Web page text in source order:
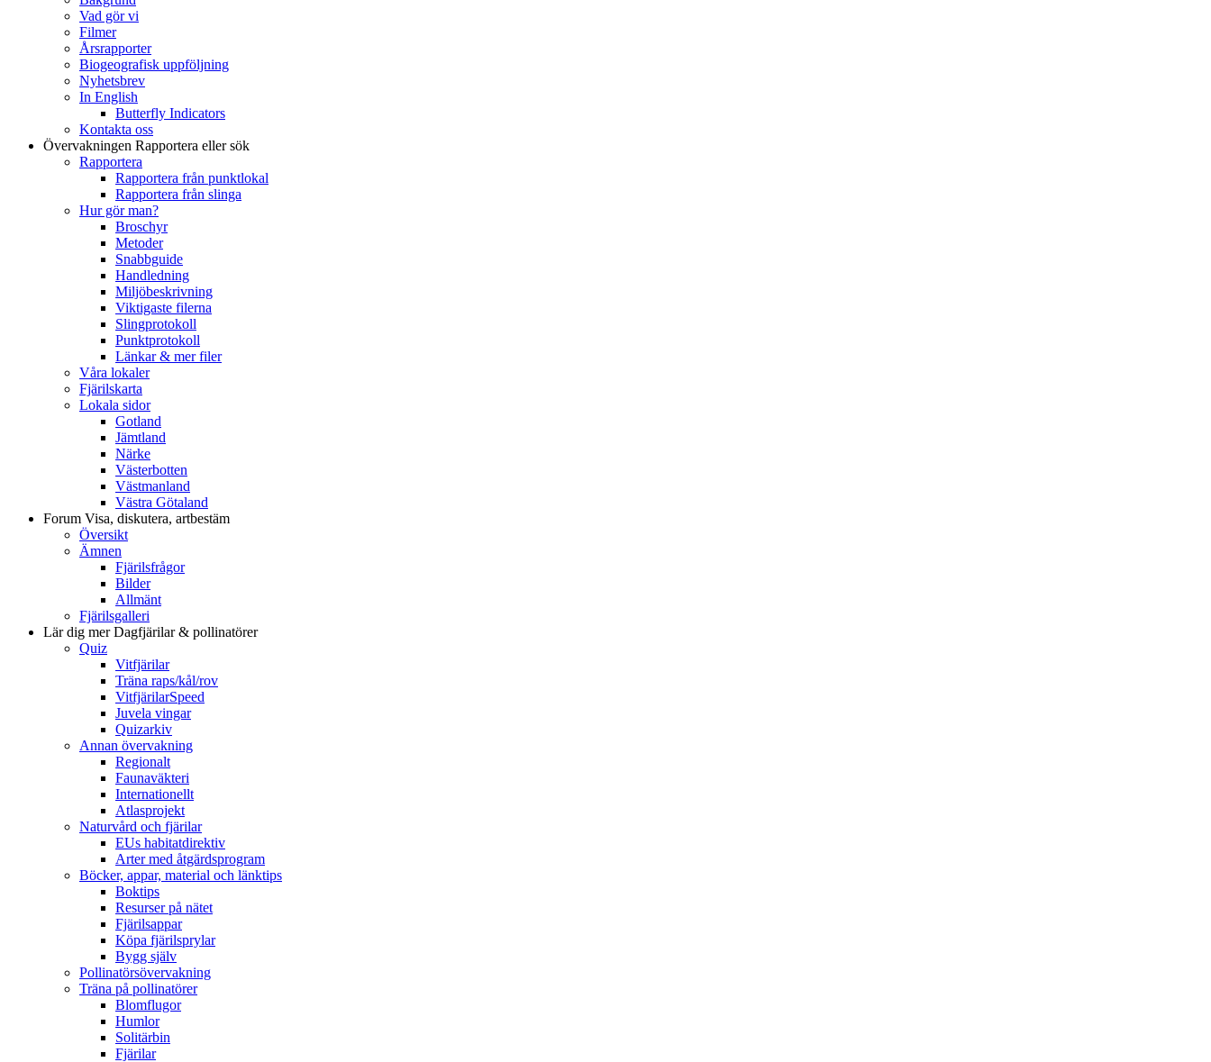
Vad gör vi
Filmer
Årsrapporter
Biogeografisk uppföljning
Nyhetsbrev
In English
Butterfly Indicators
Kontakta oss
Övervakningen Rapportera eller sök
Rapportera
Rapportera från punktlokal
Rapportera från slinga
Hur gör man?
Broschyr
Metoder
Snabbguide
Handledning
Miljöbeskrivning
Viktigaste filerna
Slingprotokoll
Punktprotokoll
Länkar & mer filer
Våra lokaler
Fjärilskarta
Lokala sidor
Gotland
Jämtland
Närke
Västerbotten
Västmanland
Västra Götaland
Forum Visa, diskutera, artbestäm
Översikt
Ämnen
Fjärilsfrågor
Bilder
Allmänt
Fjärilsgalleri
Lär dig merDagfjärilar & pollinatörer
Quiz
Vitfjärilar
Träna raps/kål/rov
VitfjärilarSpeed
Juvela vingar
Quizarkiv
Annan övervakning
Regionalt
Faunaväkteri
Internationellt
Atlasprojekt
Naturvård och fjärilar
EUs habitatdirektiv
Arter med åtgärdsprogram
Böcker, appar, material och länktips
Boktips
Resurser på nätet
Fjärilsappar
Köpa fjärilsprylar
Bygg själv
Pollinatörsövervakning
Träna på pollinatörer
Blomflugor
Humlor
Solitärbin
Fjärilar